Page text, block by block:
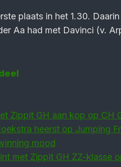
plaats in het 1.30.
Aa had met Davinci (v.
Zippit GH aan kop op CH
heerst op Jumping
mood
met Zippit GH ZZ-klasse